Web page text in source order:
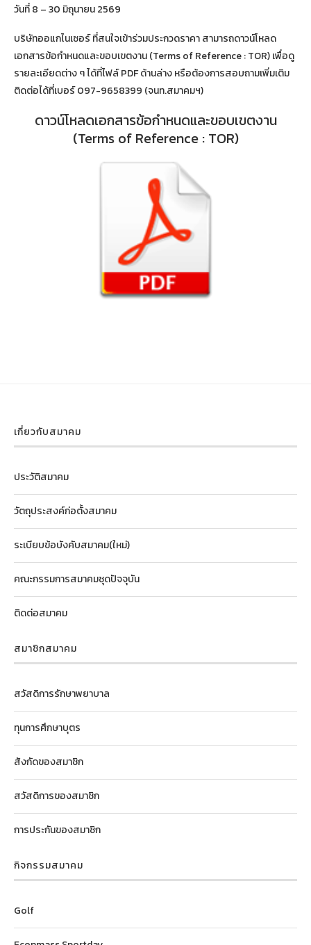
วันที่ 8 – 30 มิถุนายน 2569
บริษัทออแกไนเซอร์ ที่สนใจเข้าร่วมประกวดราคา สามารถดาวน์โหลด
เอกสารข้อกำหนดและขอบเขตงาน (Terms of Reference : TOR) เพื่อดู
รายละเอียดต่าง ๆ ได้ที่ไฟล์ PDF ด้านล่าง หรือต้องการสอบถามเพิ่มเติม
ติดต่อได้ที่เบอร์ 097-9658399 (จนท.สมาคมฯ)
ดาวน์โหลดเอกสารข้อกำหนดและขอบเขตงาน
(Terms of Reference : TOR)
เกี่ยวกับสมาคม
ประวัติสมาคม
วัตถุประสงค์ก่อตั้งสมาคม
ระเบียบข้อบังคับสมาคม(ใหม่)
คณะกรรมการสมาคมชุดปัจจุบัน
ติดต่อสมาคม
สมาชิกสมาคม
สวัสดิการรักษาพยาบาล
ทุนการศึกษาบุตร
สังกัดของสมาชิก
สวัสดิการของสมาชิก
การประกันของสมาชิก
กิจกรรมสมาคม
Golf